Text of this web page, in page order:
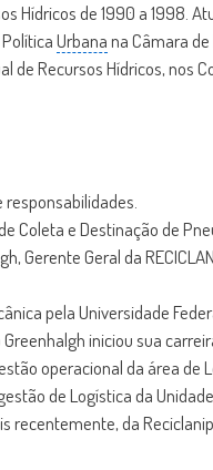
Hídricos de 1990 a 1998.
Urbanana Câmara
de Recursos Hídricos, nos
Coleta e Destinação de
Gerente Geral da
pela Universidade
iniciou sua
operacional da área de
de Logística da
recentemente, da Reciclanip.